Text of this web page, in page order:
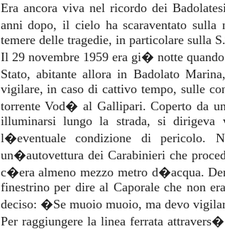
Era ancora viva nel ricordo dei
anni dopo, il cielo ha scaraventato
temere delle tragedie, in particolare sulla
Il 29 novembre 1959 era gi� notte
Stato, abitante allora in Badolato
vigilare, in caso di cattivo tempo, sulle
torrente Vod� al Gallipari. Coperto da
illuminarsi lungo la strada, si
l�eventuale condizione di pericolo.
un�autovettura dei Carabinieri che
c�era almeno mezzo metro d�acqua.
finestrino per dire al Caporale che non
deciso: �Se muoio muoio, ma devo
Per raggiungere la linea ferrata